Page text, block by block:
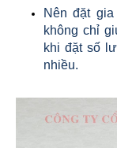
Nên đặt
không chỉ
khi đặt số
nhiều.